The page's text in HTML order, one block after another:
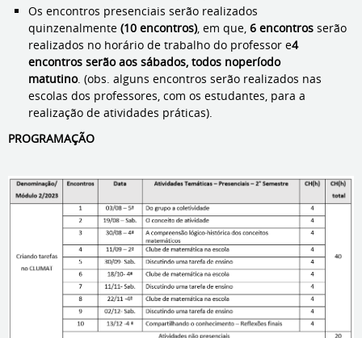
Os encontros presenciais serão realizados
quinzenalmente (10 encontros), em que, 6 encontros serão
realizados no horário de trabalho do professor e4
encontros serão aos sábados, todos noperíodo
matutino. (obs. alguns encontros serão realizados nas
escolas dos professores, com os estudantes, para a
realização de atividades práticas).
PROGRAMAÇÃO